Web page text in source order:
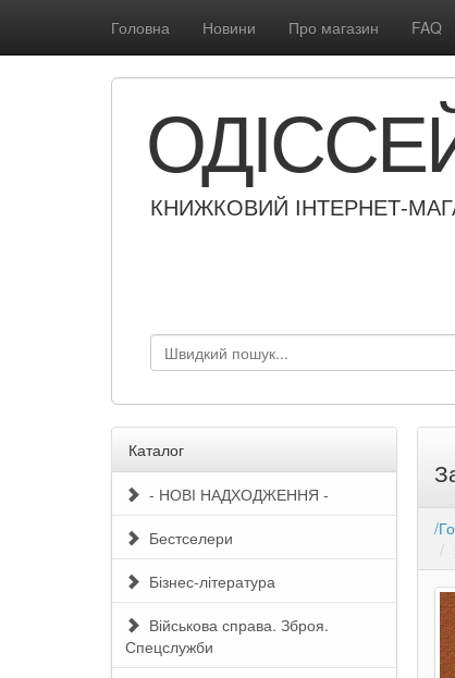
Головна Новини Про магазин FAQ
КНИЖКОВИЙ ІНТЕРНЕТ-
Каталог
- НОВІ НАДХОДЖЕННЯ -
Бестселери
Бізнес-література
Військова справа. Зброя.
Спецслужби
/